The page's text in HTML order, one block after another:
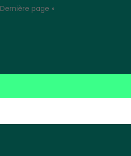
Dernière page »